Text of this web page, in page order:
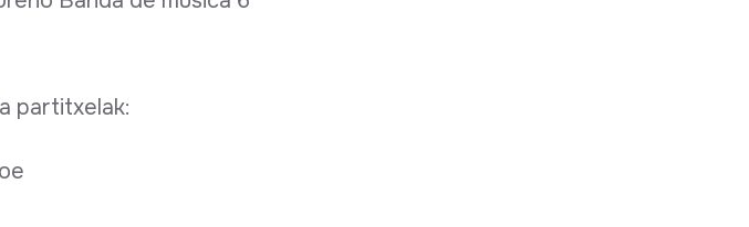
partitxelak: